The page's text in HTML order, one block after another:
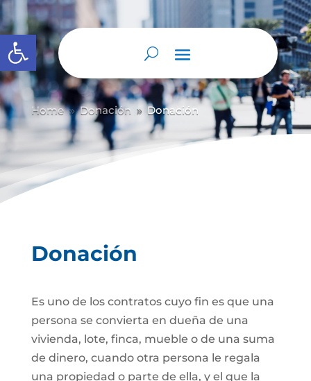
Abrir barra de herramientas
Home 9 Donación 9 Donación
Donación
Es uno de los contratos cuyo fin es que una
persona se convierta en dueña de una
vivienda, lote, finca, mueble o de una suma
de dinero, cuando otra persona le regala
una propiedad o parte de ella, y el que la